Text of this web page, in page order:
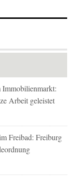
Arbeit geleistet
Freibad: Freiburg